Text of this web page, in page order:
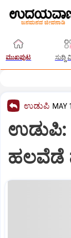
ಮುಖಪುಟ ಸುದ್ದಿ
ಉಡುಪಿ MAY
ಉಡುಪಿ:
ಹಲವೆಡೆ